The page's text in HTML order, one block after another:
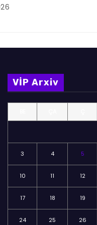
VİP Arxiv
3 4 5
10 11 12
17 18 19
24 25 26